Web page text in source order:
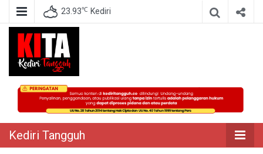
23.93℃ Kediri
Kediri Tangguh
Berita Akurat Terpercaya
Kediri Tangguh